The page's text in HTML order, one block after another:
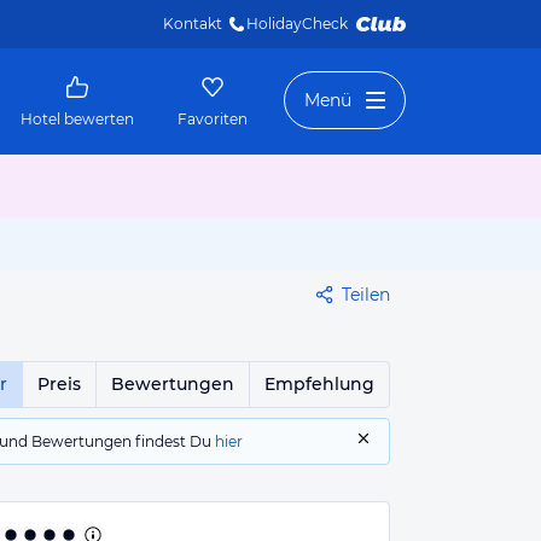
Kontakt HolidayCheck
Hotel bewerten Favoriten
Menü
Teilen
Preis Bewertungen Empfehlung
Bewertungen findest Du hier